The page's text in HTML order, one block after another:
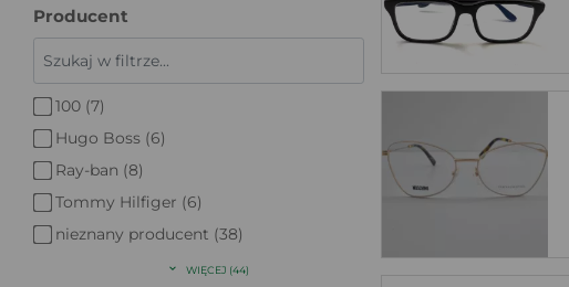
Producent
100 (7)
Hugo Boss (6)
Ray-ban (8)
Tommy Hilfiger (6)
nieznany producent (38)
WIĘCEJ (44)